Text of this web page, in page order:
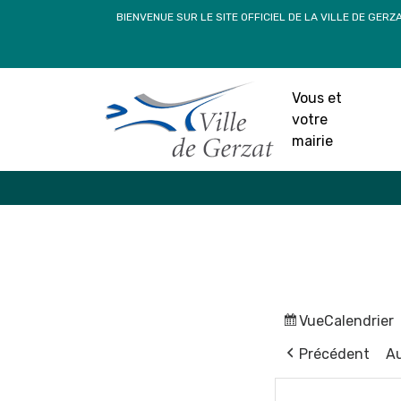
BIENVENUE SUR LE SITE OFFICIEL DE LA VILLE DE
Vous et
votre
mairie
VueCalendrier
Précédent